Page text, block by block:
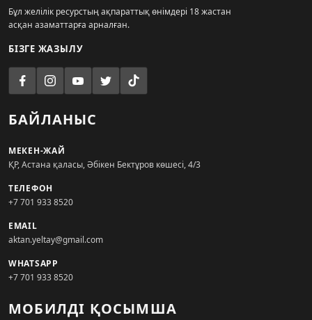
Бұл желілік ресурстың ақпараттық өнімдері 18 жастан
асқан азаматтарға арналған.
БІЗГЕ ЖАЗЫЛУ
БАЙЛАНЫС
МЕКЕН-ЖАЙ
ҚР, Астана қаласы, Әбікен Бектұров көшесі, 4/3
ТЕЛЕФОН
+7 701 933 8520
EMAIL
aktan.yeltay@gmail.com
WHATSAPP
+7 701 933 8520
МОБИЛДІ ҚОСЫМША